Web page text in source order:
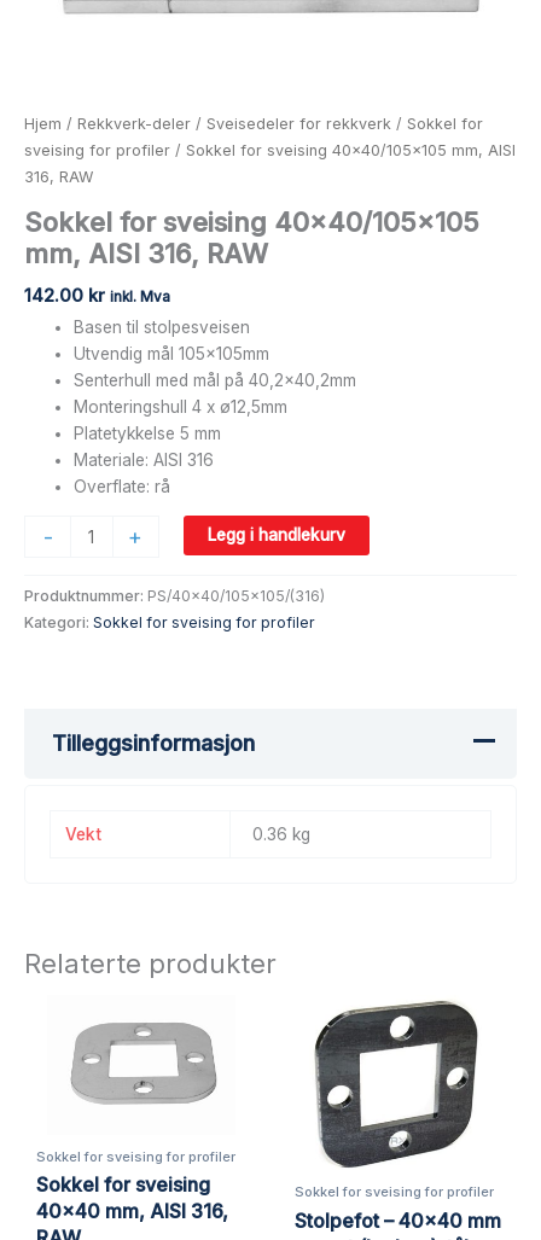
Hjem / Rekkverk-deler / Sveisedeler for rekkverk / Sokkel for
sveising for profiler / Sokkel for sveising 40×40/105×105 mm, AISI
316, RAW
Sokkel for sveising 40×40/105×105
mm, AISI 316, RAW
142.00 kr inkl. Mva
Basen til stolpesveisen
Utvendig mål 105x105mm
Senterhull med mål på 40,2×40,2mm
Monteringshull 4 x ø12,5mm
Platetykkelse 5 mm
Materiale: AISI 316
Overflate: rå
- + Legg i handlekurv
Produktnummer: PS/40x40/105x105/(316)
Kategori: Sokkel for sveising for profiler
Tilleggsinformasjon
Vekt 0.36 kg
Relaterte produkter
Sokkel for sveising for profiler
Sokkel for sveising
40×40 mm, AISI 316,
Sokkel for sveising for profiler
Stolpefot – 40×40 mm